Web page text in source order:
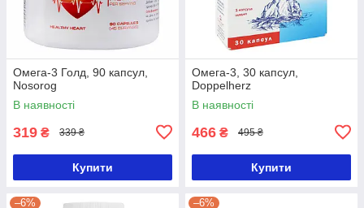
Омега-3 Голд, 90 капсул,
Nosorog
В наявності
319 ₴ 339 ₴
Купити
Омега-3, 30 капсул,
Doppelherz
В наявності
466 ₴ 495 ₴
Купити
–6% –6%